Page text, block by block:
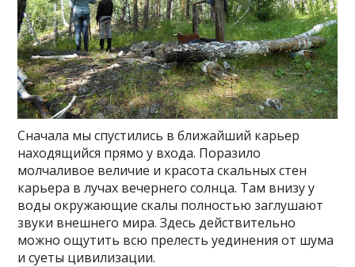
Сначала мы спустились в ближайший карьер
находящийся прямо у входа. Поразило
молчаливое величие и красота скальных стен
карьера в лучах вечернего солнца. Там внизу у
воды окружающие скалы полностью заглушают
звуки внешнего мира. Здесь действительно
можно ощутить всю прелесть уединения от шума
и суеты цивилизации.